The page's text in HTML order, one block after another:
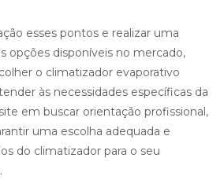
esses pontos e realizar uma
opções disponíveis no mercado,
o climatizador evaporativo
às necessidades específicas da
em buscar orientação profissional,
uma escolha adequada e
do climatizador para o seu